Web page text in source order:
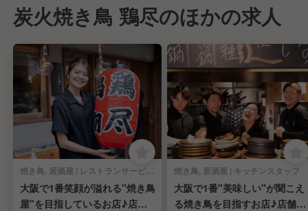
炭火焼き鳥 鶏尽のほかの求人
焼き鳥, 居酒屋 | レストランサービス・ホールスタッフ
大阪で1番笑顔が溢れる"焼き鳥
屋"を目指しているお店♪店舗
焼き鳥, 居酒屋 | キッチンスタッフ
大阪で1番"美味しい"が聞こえ
る焼き鳥を目指すお店♪店舗ス